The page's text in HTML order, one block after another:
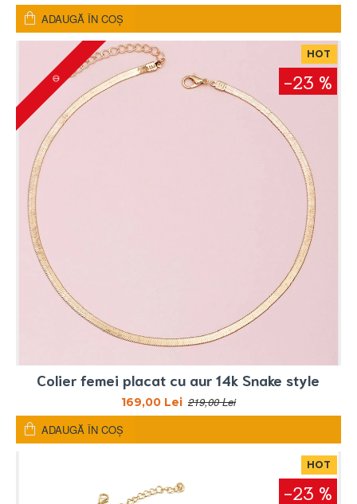
ADAUGĂ ÎN COŞ
HOT
-23 %
Colier femei placat cu aur 14k Snake style
169,00 Lei 219,00 Lei
ADAUGĂ ÎN COŞ
HOT
-23 %